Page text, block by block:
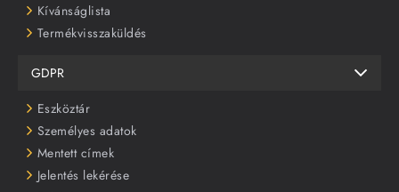
Kívánságlista
Termékvisszaküldés
GDPR
Eszköztár
Személyes adatok
Mentett címek
Jelentés lekérése